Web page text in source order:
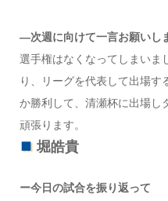
―次週に向けて一言お願いし
選手権はなくなってしまいま
り、リーグを代表して出場す
か勝利して、清瀬杯に出場し
頑張ります。
堀皓貴
ー今日の試合を振り返って